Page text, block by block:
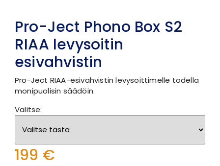
Pro-Ject Phono Box S2
RIAA levysoitin
esivahvistin
Pro-Ject RIAA-esivahvistin levysoittimelle todella
monipuolisin säädöin.
Valitse:
199 €